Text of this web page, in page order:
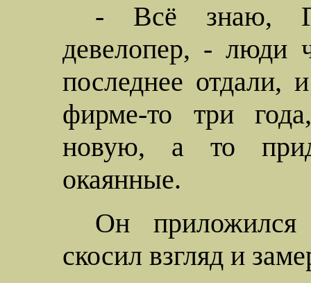
- Всё знаю,
девелопер, - люди
последнее
фирме-то три
новую, а то
окаянные.
Он
скосил взгляд и